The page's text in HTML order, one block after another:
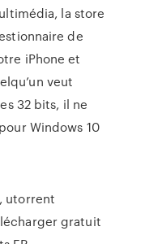
la store
de
iPhone et
veut
32 bits, il ne
Windows 10
utorrent
gratuit